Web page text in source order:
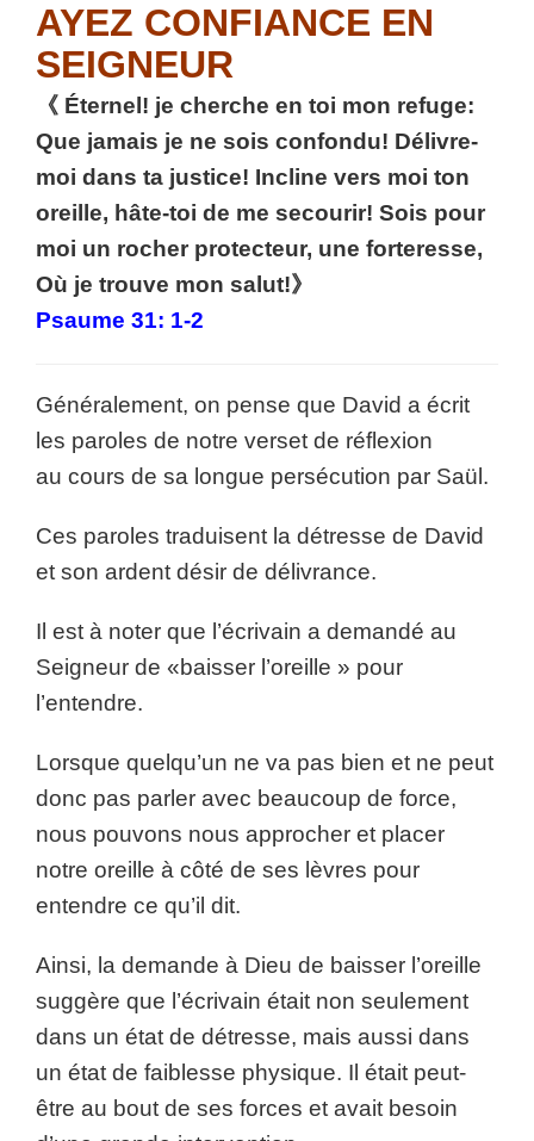
AYEZ CONFIANCE EN
SEIGNEUR
《 Éternel! je cherche en toi mon refuge:
Que jamais je ne sois confondu! Délivre-
moi dans ta justice! Incline vers moi ton
oreille, hâte-toi de me secourir! Sois pour
moi un rocher protecteur, une forteresse,
Où je trouve mon salut!》
Psaume 31: 1-2
Généralement, on pense que David a écrit
les paroles de notre verset de réflexion
au cours de sa longue persécution par Saül.
Ces paroles traduisent la détresse de David
et son ardent désir de délivrance.
Il est à noter que l’écrivain a demandé au
Seigneur de «baisser l’oreille » pour
l’entendre.
Lorsque quelqu’un ne va pas bien et ne peut
donc pas parler avec beaucoup de force,
nous pouvons nous approcher et placer
notre oreille à côté de ses lèvres pour
entendre ce qu’il dit.
Ainsi, la demande à Dieu de baisser l’oreille
suggère que l’écrivain était non seulement
dans un état de détresse, mais aussi dans
un état de faiblesse physique. Il était peut-
être au bout de ses forces et avait besoin